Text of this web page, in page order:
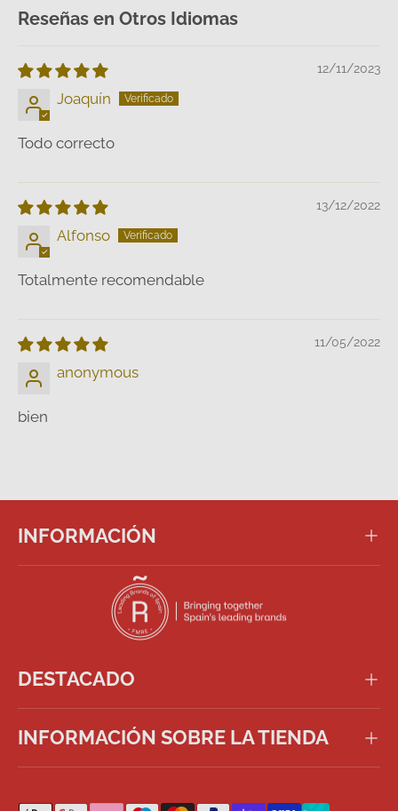
Reseñas en Otros Idiomas
12/11/2023
Joaquín
Todo correcto
13/12/2022
Alfonso
Totalmente recomendable
11/05/2022
anonymous
bien
INFORMACIÓN
DESTACADO
INFORMACIÓN SOBRE LA TIENDA